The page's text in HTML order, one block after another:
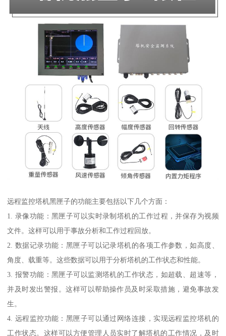
远程监控塔机黑匣子的功能主要包括以下几个方面：
1. 录像功能：黑匣子可以实时录制塔机的工作过程，并保存为视频
文件。这样可以用于事故分析和工作过程回放。
2. 数据记录功能：黑匣子可以记录塔机的各项工作参数，如高度、
角度、载重等。这些数据可以用于分析塔机的工作状态和性能。
3. 报警功能：黑匣子可以监测塔机的工作状态，如超载、超速等，
并及时发出警报。这样可以帮助操作员及时采取措施，避免事故发
生。
4. 远程监控功能：黑匣子可以通过网络连接，实现远程监控塔机的
工作状态。这样可以方便管理人员实时了解塔机的工作情况，及时